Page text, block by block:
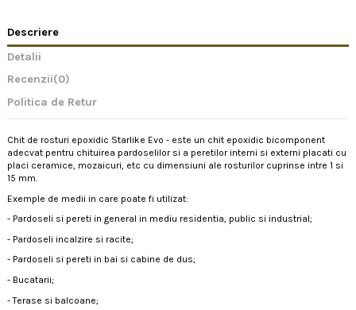
Descriere
Detalii
Recenzii(0)
Politica de Retur
Chit de rosturi epoxidic Starlike Evo - este un chit epoxidic bicomponent
adecvat pentru chituirea pardoselilor si a peretilor interni si externi placati cu
placi ceramice, mozaicuri, etc cu dimensiuni ale rosturilor cuprinse intre 1 si
15 mm.
Exemple de medii in care poate fi utilizat:
- Pardoseli si pereti in general in mediu residentia, public si industrial;
- Pardoseli incalzire si racite;
- Pardoseli si pereti in bai si cabine de dus;
- Bucatarii;
- Terase si balcoane;